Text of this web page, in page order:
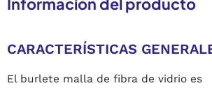
Información del producto
CARACTERÍSTICAS
El burlete malla de fibra de vidrio es